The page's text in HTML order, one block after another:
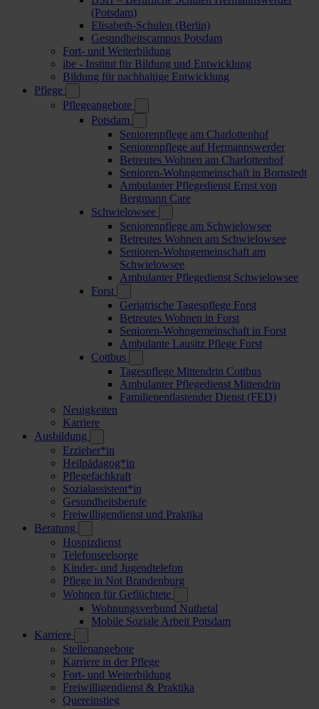
(Potsdam)
Elisabeth-Schulen (Berlin)
Gesundheitscampus Potsdam
Fort- und Weiterbildung
ibe - Institut für Bildung und Entwicklung
Bildung für nachhaltige Entwicklung
Pflege
Pflegeangebote
Potsdam
Seniorenpflege am Charlottenhof
Seniorenpflege auf Hermannswerder
Betreutes Wohnen am Charlottenhof
Senioren-Wohngemeinschaft in Bornstedt
Ambulanter Pflegedienst Ernst von
Bergmann Care
Schwielowsee
Seniorenpflege am Schwielowsee
Betreutes Wohnen am Schwielowsee
Senioren-Wohngemeinschaft am
Schwielowsee
Ambulanter Pflegedienst Schwielowsee
Forst
Geriatrische Tagespflege Forst
Betreutes Wohnen in Forst
Senioren-Wohngemeinschaft in Forst
Ambulante Lausitz Pflege Forst
Cottbus
Tagespflege Mittendrin Cottbus
Ambulanter Pflegedienst Mittendrin
Familienentlastender Dienst (FED)
Neuigkeiten
Karriere
Ausbildung
Erzieher*in
Heilpädagog*in
Pflegefachkraft
Sozialassistent*in
Gesundheitsberufe
Freiwilligendienst und Praktika
Beratung
Hospizdienst
Telefonseelsorge
Kinder- und Jugendtelefon
Pflege in Not Brandenburg
Wohnen für Geflüchtete
Wohnungsverbund Nuthetal
Mobile Soziale Arbeit Potsdam
Karriere
Stellenangebote
Karriere in der Pflege
Fort- und Weiterbildung
Freiwilligendienst & Praktika
Quereinstieg